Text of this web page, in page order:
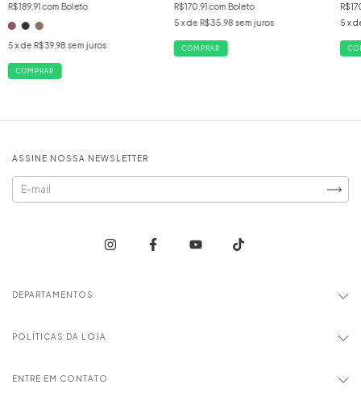
R$189,91com Boleto
5 x de R$39,98 sem juros
COMPRAR
R$170,91com Boleto
5 x de R$35,98 sem juros
5 x
ASSINE NOSSA NEWSLETTER
DEPARTAMENTOS
POLÍTICAS DA LOJA
ENTRE EM CONTATO